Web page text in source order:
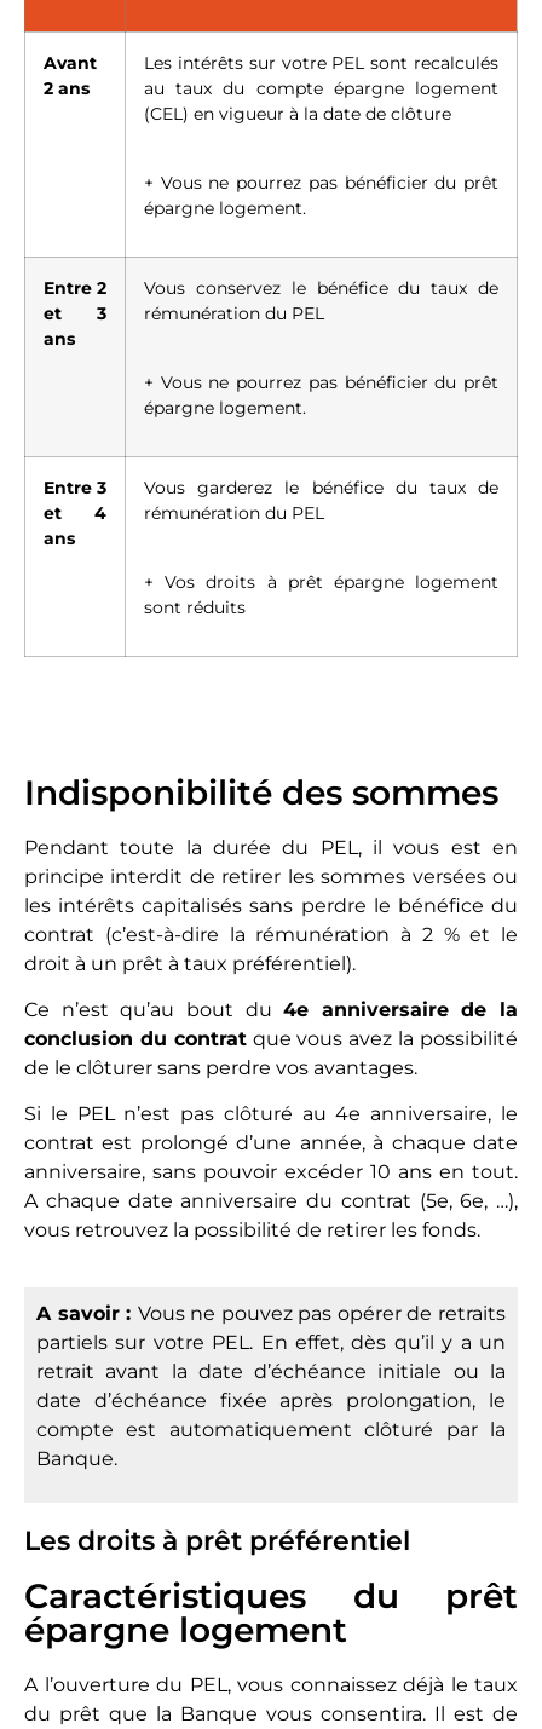
Avant
2 ans
Les intérêts sur votre PEL sont recalculés
au taux du compte épargne logement
(CEL) en vigueur à la date de clôture
+ Vous ne pourrez pas bénéficier du prêt
épargne logement.
Entre 2
et 3
ans
Vous conservez le bénéfice du taux de
rémunération du PEL
+ Vous ne pourrez pas bénéficier du prêt
épargne logement.
Entre 3
et 4
ans
Vous garderez le bénéfice du taux de
rémunération du PEL
+ Vos droits à prêt épargne logement
sont réduits
Indisponibilité des sommes
Pendant toute la durée du PEL, il vous est en
principe interdit de retirer les sommes versées ou
les intérêts capitalisés sans perdre le bénéfice du
contrat (c’est-à-dire la rémunération à 2 % et le
droit à un prêt à taux préférentiel).
Ce n’est qu’au bout du4e anniversaire de la
conclusion du contratque vous avez la possibilité
de le clôturer sans perdre vos avantages.
Si le PEL n’est pas clôturé au 4e anniversaire, le
contrat est prolongé d’une année, à chaque date
anniversaire, sans pouvoir excéder 10 ans en tout.
A chaque date anniversaire du contrat (5e, 6e, …),
vous retrouvez la possibilité de retirer les fonds.
A savoir : Vous ne pouvez pas opérer de retraits
partiels sur votre PEL. En effet, dès qu’il y a un
retrait avant la date d’échéance initiale ou la
date d’échéance fixée après prolongation, le
compte est automatiquement clôturé par la
Banque.
Les droits à prêt préférentiel
Caractéristiques du prêt
épargne logement
A l’ouverture du PEL, vous connaissez déjà le taux
du prêt que la Banque vous consentira. Il est de